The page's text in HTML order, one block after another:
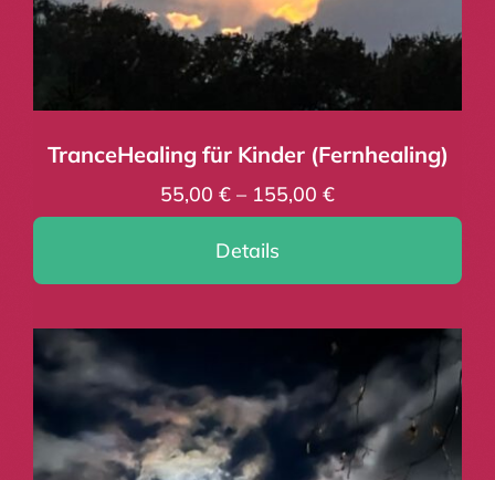
TranceHealing für Kinder (Fernhealing)
55,00 € – 155,00 €
Details